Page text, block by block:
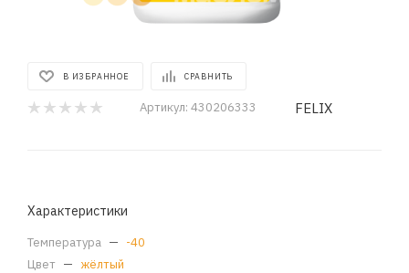
В ИЗБРАННОЕ СРАВНИТЬ
Артикул: 430206333 FELIX
Характеристики
Температура — -40
Цвет — жёлтый